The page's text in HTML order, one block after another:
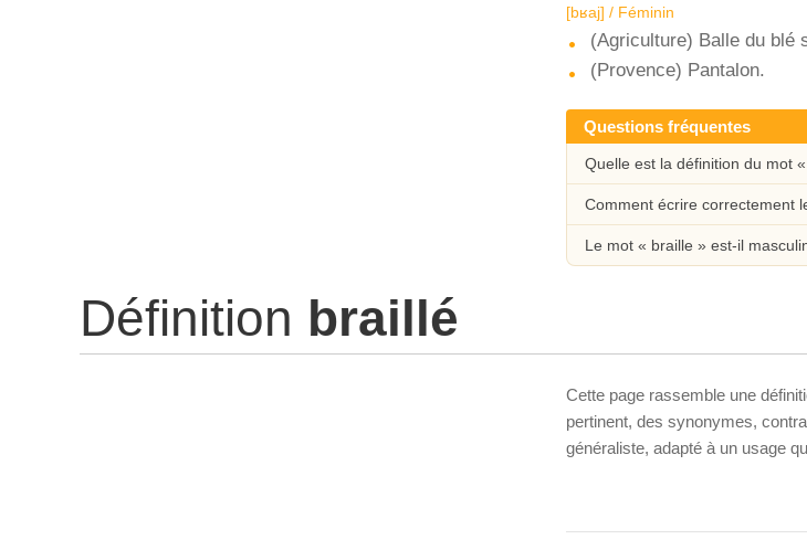
[bʁaj] / Féminin
(Agriculture) Balle du blé
(Provence) Pantalon.
Questions fréquentes
Quelle est la définition du mot
Comment écrire correctement
Le mot « braille » est-il
Définition braillé
Cette page rassemble une
pertinent, des synonymes,
généraliste, adapté à un usage